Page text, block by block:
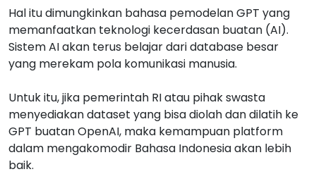
Hal itu dimungkinkan bahasa pemodelan GPT yang
memanfaatkan teknologi kecerdasan buatan (AI).
Sistem AI akan terus belajar dari database besar
yang merekam pola komunikasi manusia.
Untuk itu, jika pemerintah RI atau pihak swasta
menyediakan dataset yang bisa diolah dan dilatih ke
GPT buatan OpenAI, maka kemampuan platform
dalam mengakomodir Bahasa Indonesia akan lebih
baik.